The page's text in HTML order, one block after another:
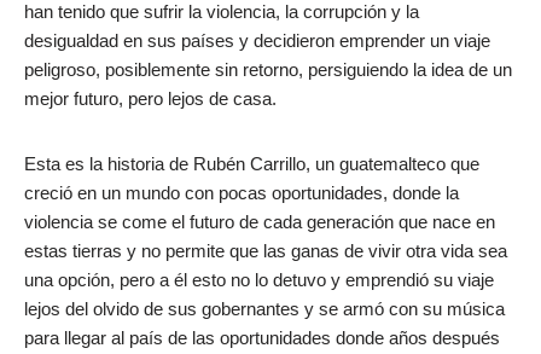
han tenido que sufrir la violencia, la corrupción y la
desigualdad en sus países y decidieron emprender un viaje
peligroso, posiblemente sin retorno, persiguiendo la idea de un
mejor futuro, pero lejos de casa.
Esta es la historia de Rubén Carrillo, un guatemalteco que
creció en un mundo con pocas oportunidades, donde la
violencia se come el futuro de cada generación que nace en
estas tierras y no permite que las ganas de vivir otra vida sea
una opción, pero a él esto no lo detuvo y emprendió su viaje
lejos del olvido de sus gobernantes y se armó con su música
para llegar al país de las oportunidades donde años después